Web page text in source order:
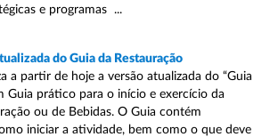
e programas ...
do Guia da Restauração
a partir de hoje a versão atualizada do “Guia
Guia prático para o início e exercício da
ou de Bebidas. O Guia contém
iniciar a atividade, bem como o que deve